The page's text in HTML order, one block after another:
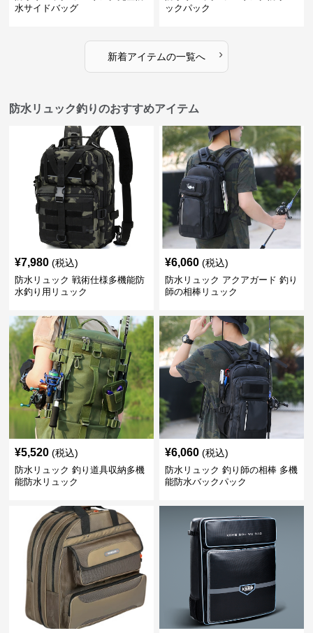
水サイドバッグ
ックパック
新着アイテムの一覧へ ›
防水リュック釣りのおすすめアイテム
¥7,980 (税込)
防水リュック 戦術仕様多機能防
水釣り用リュック
¥6,060 (税込)
防水リュック アクアガード 釣り
師の相棒リュック
¥5,520 (税込)
防水リュック 釣り道具収納多機
能防水リュック
¥6,060 (税込)
防水リュック 釣り師の相棒 多機
能防水バックパック